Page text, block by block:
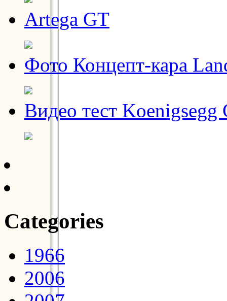
Artega GT
Фото Концепт-кара
Видео тест Koenigsegg
Categories
1966
2006